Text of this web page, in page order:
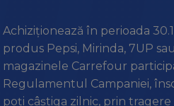
Achiziționează în perioada
produs Pepsi, Mirinda, 7UP
magazinele Carrefour
Regulamentul Campaniei,
poți câștiga zilnic, prin